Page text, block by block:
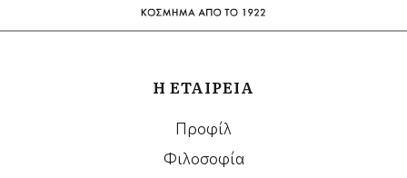
Η ΕΤΑΙΡΕΙΑ
Προφίλ
Φιλοσοφία